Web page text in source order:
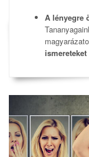
A lényegre
ismereteket